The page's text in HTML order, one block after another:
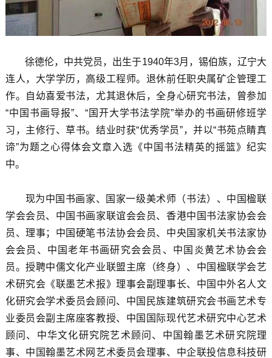
徐德伦，中共党员，出生于1940年3月，锡伯族，辽宁大
连人，大学学历，高级工程师。退休前任职央属矿企管理工
作。自幼喜爱书法，尤其退休后，全身心研究书法，曾参加
“中国书画导报”、“国开大学书法学院”举办的书画研修班学
习，主修行、草书。结业时获“优秀学员”，并以“书苑点睛真
谛”为题之心得体会文章入选《中国书法精英的摇篮》纪实
中。
现为中国书画家、国家一级美术师（书法）、中国楹联
学会会员、中国书画家联谊会会员、香港中国书法家协会会
员、理事；中国硬笔书法协会会员、中央国家机关书法家协
会会员、中国老年书画研究会会员、中国炎黄艺术协会会
员。授聘中儒文化产业联盟主席（终身）、中国楹联学会艺
术研究会《联墨艺术报》理事会副理事长、中国中外名人文
化研究会学术委员会顾问、中国民族建筑研究会书画艺术专
业委员会副主席座客教授、中国国际现代艺术研究中心艺术
顾问、中华文化研究院艺术顾问、中国翰墨艺术研究院理
事、中国翰墨艺术网艺术委员会理事、中企联投信息科技研